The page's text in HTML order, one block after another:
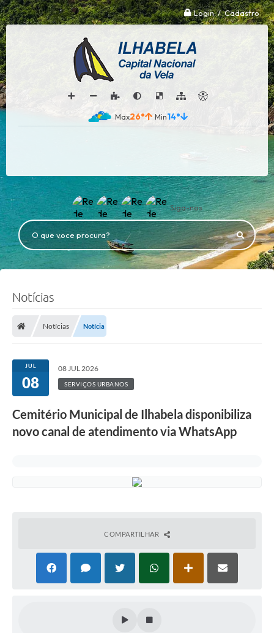
Login / Cadastro
26° 14°
Siga-nos
O que voce procura?
Notícias
Notícias Notícia
JUL
08
08 JUL 2026
SERVIÇOS URBANOS
Cemitério Municipal de Ilhabela disponibiliza
novo canal de atendimento via WhatsApp
COMPARTILHAR